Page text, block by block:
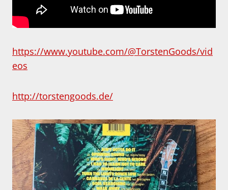
https://www.youtube.com/@TorstenGoods/vid
eos
http://torstengoods.de/